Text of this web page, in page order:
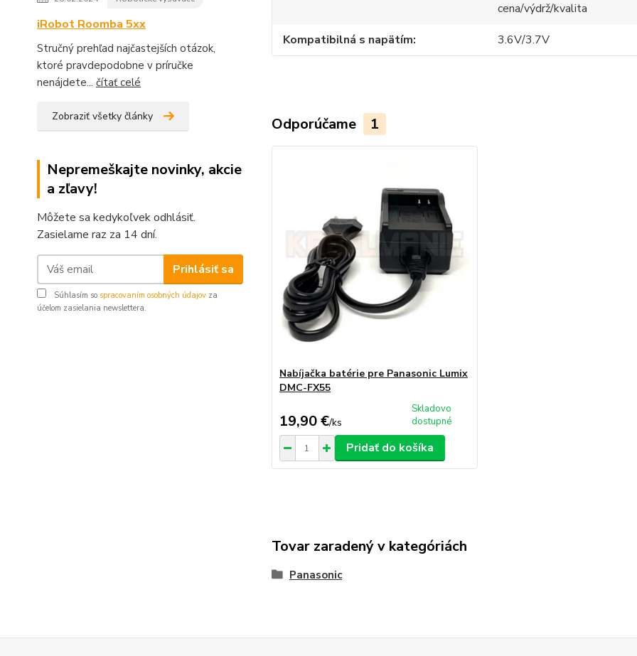
iRobot Roomba 5xx
Stručný prehľad najčastejších otázok,
ktoré pravdepodobne v príručke
nenájdete... čítať celé
Zobraziť všetky články
Nepremeškajte novinky, akcie
a zľavy!
Môžete sa kedykoľvek odhlásiť.
Zasielame raz za 14 dní.
Prihlásiť sa
Súhlasím so spracovaním osobných údajov za
účelom zasielania newslettera.
cena/výdrž/kvalita
Kompatibilná s napätím
3.6V/3.7V
Odporúčame 1
Nabíjačka batérie pre Panasonic Lumix
DMC-FX55
19,90 €/ks
Skladovo
dostupné
Pridať do košíka
Tovar zaradený v kategóriách
Panasonic